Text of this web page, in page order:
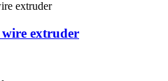
extruder